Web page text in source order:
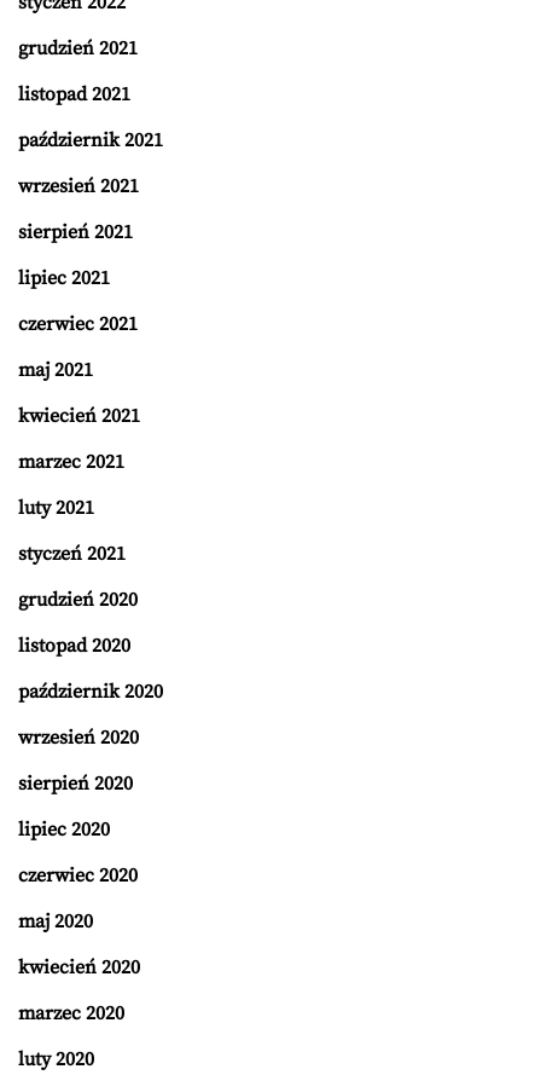
grudzień 2021
listopad 2021
październik 2021
wrzesień 2021
sierpień 2021
lipiec 2021
czerwiec 2021
maj 2021
kwiecień 2021
marzec 2021
luty 2021
styczeń 2021
grudzień 2020
listopad 2020
październik 2020
wrzesień 2020
sierpień 2020
lipiec 2020
czerwiec 2020
maj 2020
kwiecień 2020
marzec 2020
luty 2020